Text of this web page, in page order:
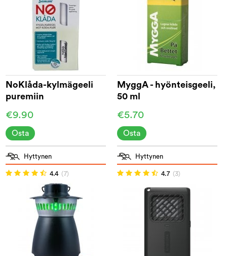
NoKlåda-kylmägeeli
puremiin
€9.90
Osta
MyggA - hyönteisgeeli,
50 ml
€5.70
Osta
Hyttynen
4.4 (7)
Hyttynen
4.7 (3)